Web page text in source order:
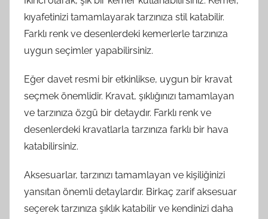
kıyafetinizi tamamlayarak tarzınıza stil katabilir.
Farklı renk ve desenlerdeki kemerlerle tarzınıza
uygun seçimler yapabilirsiniz.
Eğer davet resmi bir etkinlikse, uygun bir kravat
seçmek önemlidir. Kravat, şıklığınızı tamamlayan
ve tarzınıza özgü bir detaydır. Farklı renk ve
desenlerdeki kravatlarla tarzınıza farklı bir hava
katabilirsiniz.
Aksesuarlar, tarzınızı tamamlayan ve kişiliğinizi
yansıtan önemli detaylardır. Birkaç zarif aksesuar
seçerek tarzınıza şıklık katabilir ve kendinizi daha